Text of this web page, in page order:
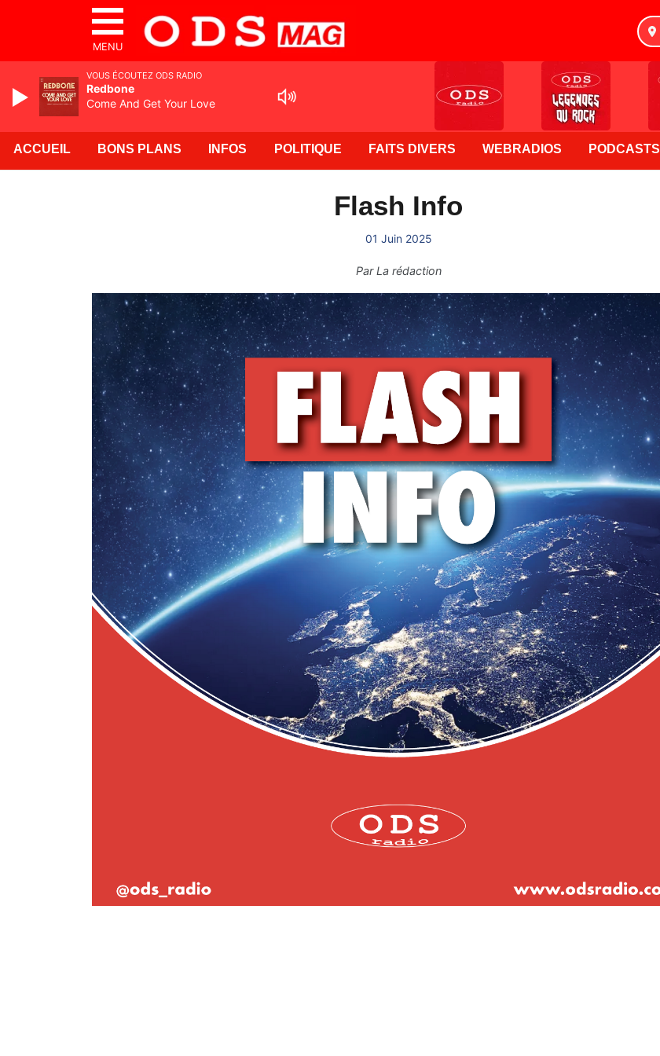
MENU
ACCUEIL BONS PLANS INFOS POLITIQUE FAITS DIVERS WEBRADIOS PODCASTS
Flash Info
01 Juin 2025
ParLa rédaction
VOUS ÉCOUTEZ ODS RADIO
Redbone
Come And Get Your Love